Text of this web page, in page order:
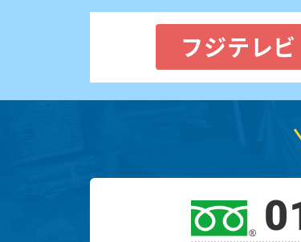
フジテレビ